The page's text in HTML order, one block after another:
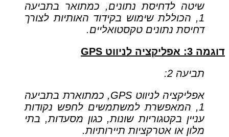
שיטה לדחיסת נתונים, כמתואר בתביעה
1, הכוללת שימוש בקידוד האותיות לצורך
דחיסת נתונים טקסטואליים.
דוגמה 3: אפליקציה לניווט GPS
תביעה 2:
אפליקציה לניווט GPS, כמתוארת בתביעה
1, המאפשרת למשתמשים לחפש נקודות
עניין בקטגוריות שונות, כגון מסעדות, בתי
מלון או אטרקציות תיירותיות.